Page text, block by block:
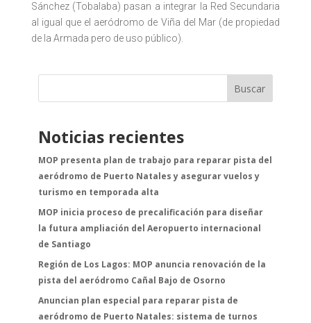
Sánchez (Tobalaba) pasan a integrar la Red Secundaria
al igual que el aeródromo de Viña del Mar (de propiedad
de la Armada pero de uso público).
Buscar
Noticias recientes
MOP presenta plan de trabajo para reparar pista del
aeródromo de Puerto Natales y asegurar vuelos y
turismo en temporada alta
MOP inicia proceso de precalificación para diseñar
la futura ampliación del Aeropuerto internacional
de Santiago
Región de Los Lagos: MOP anuncia renovación de la
pista del aeródromo Cañal Bajo de Osorno
Anuncian plan especial para reparar pista de
aeródromo de Puerto Natales: sistema de turnos